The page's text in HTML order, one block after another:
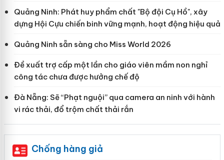
Quảng Ninh: Phát huy phẩm chất "Bộ đội Cụ Hồ", xây
dựng Hội Cựu chiến binh vững mạnh, hoạt động hiệu quả
Quảng Ninh sẵn sàng cho Miss World 2026
Đề xuất trợ cấp một lần cho giáo viên mầm non nghỉ
công tác chưa được hưởng chế độ
Đà Nẵng: Sẽ “Phạt nguội” qua camera an ninh với hành
vi rác thải, đổ trộm chất thải rắn
Chống hàng giả